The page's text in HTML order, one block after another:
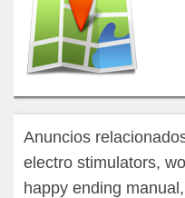
Anuncios
electro stimulators,
happy ending